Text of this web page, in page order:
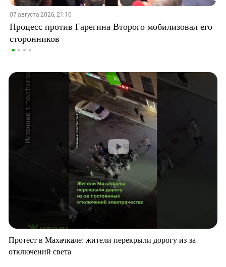
07 августа 2026, 21:10
Процесс против Гарегина Второго мобилизовал его
сторонников
Протест в Махачкале: жители перекрыли дорогу из-за
отключений света